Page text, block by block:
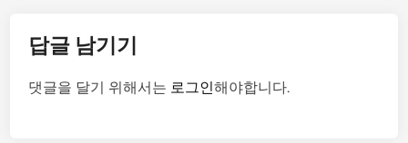
답글 남기기
댓글을 달기 위해서는 로그인해야합니다.